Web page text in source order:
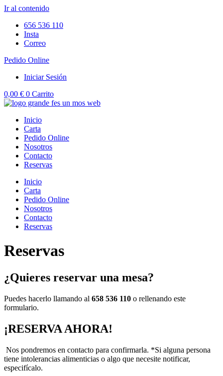
Ir al contenido
656 536 110
Insta
Correo
Pedido Online
Iniciar Sesión
0,00 € 0 Carrito
Inicio
Carta
Pedido Online
Nosotros
Contacto
Reservas
Inicio
Carta
Pedido Online
Nosotros
Contacto
Reservas
Reservas
¿Quieres reservar una mesa?
Puedes hacerlo llamando al 658 536 110 o rellenando este
formulario.
¡RESERVA AHORA!
Nos pondremos en contacto para confirmarla. *Si alguna persona
tiene intolerancias alimenticias o algo que necesite notificar,
especifícalo.